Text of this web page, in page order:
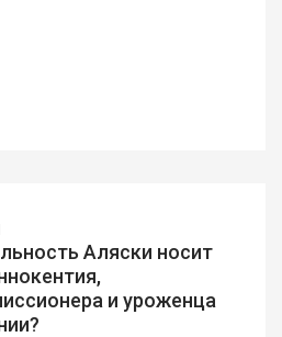
Аляски носит
и уроженца